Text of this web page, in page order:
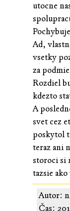
utocne
Ad,
vsetky
za
Rozdiel
kdezto
A
svet cez
poskytol
teraz ani
storoci si
tazsie
Autor:
Čas: